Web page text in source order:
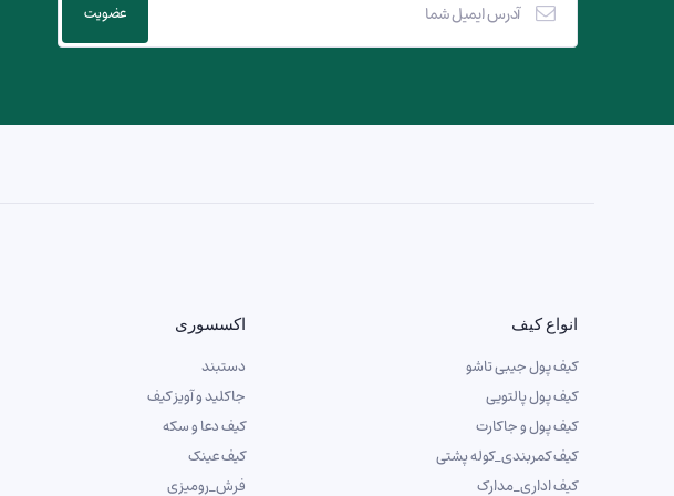
انواع کیف
کیف پول جیبی تاشو
کیف پول پالتویی
کیف پول و جاکارت
کیف کمربندی_کوله پشتی
کیف اداری_مدارک
اکسسوری
دستبند
جاکلید و آویز کیف
کیف دعا و سکه
کیف عینک
فرش_رومیزی